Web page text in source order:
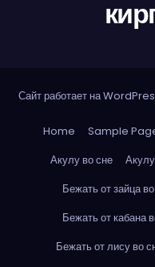
Сайт работает на
Home Sample
Акулу во сне
Бежать от зайца
Бежать от кабана
Бежать от лису во